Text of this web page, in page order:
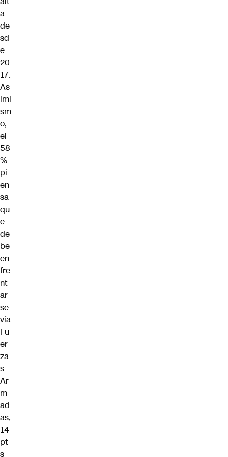
a
de
sd
e
20
17.
As
imi
sm
o,
el
58
%
pi
en
sa
qu
e
de
be
en
fre
nt
ar
se
vía
Fu
er
za
s
Ar
m
ad
as,
14
pt
s